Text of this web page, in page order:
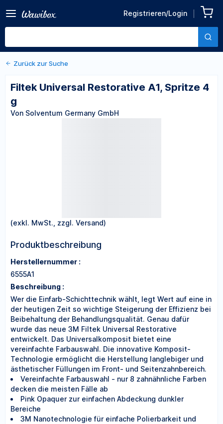
Registrieren/Login
A1, Spritze 4 g
Von Solventum Germany GmbH
Zurück zu den Produktdetails
Zurück zur Suche
Filtek Universal Restorative A1, Spritze 4
g
Von Solventum Germany GmbH
(exkl. MwSt., zzgl. Versand)
Produktbeschreibung
Herstellernummer :
6555A1
Beschreibung :
Wer die Einfarb-Schichttechnik wählt, legt Wert auf eine in
der heutigen Zeit so wichtige Steigerung der Effizienz bei
Beibehaltung der Behandlungsqualität. Genau dafür
wurde das neue 3M Filtek Universal Restorative
entwickelt. Das Universalkomposit bietet eine
vereinfachte Farbauswahl. Die innovative Komposit-
Technologie ermöglicht die Herstellung langlebiger und
ästhetischer Füllungen im Front- und Seitenzahnbereich.
Vereinfachte Farbauswahl - nur 8 zahnähnliche Farben
decken die meisten Fälle ab
Pink Opaquer zur einfachen Abdeckung dunkler
Bereiche
3M Nanotechnologie für einfache Polierbarkeit und